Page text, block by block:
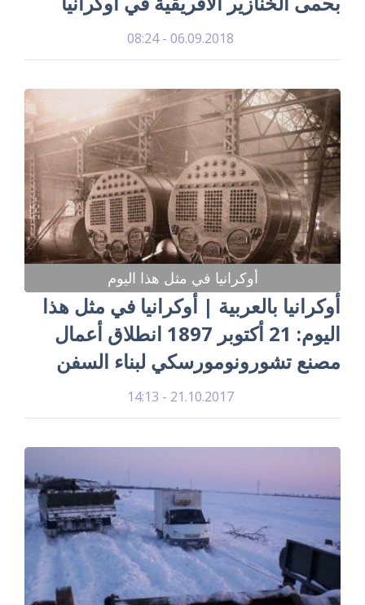
06.09.2018 - 08:24
أوكرانيا في مثل هذا اليوم
أوكرانيا بالعربية | أوكرانيا في مثل هذا
اليوم: 21 أكتوبر 1897 انطلاق أعمال
مصنع تشورونومورسكي لبناء السفن
21.10.2017 - 14:13